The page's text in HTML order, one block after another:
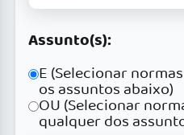
Assunto(s):
E (Selecionar
os assuntos abaixo)
OU (Selecionar
qualquer dos